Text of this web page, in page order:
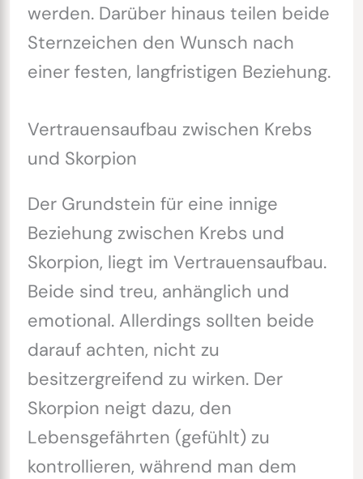
werden. Darüber hinaus teilen beide
Sternzeichen den Wunsch nach
einer festen, langfristigen Beziehung.
Vertrauensaufbau zwischen Krebs
und Skorpion
Der Grundstein für eine innige
Beziehung zwischen Krebs und
Skorpion, liegt im Vertrauensaufbau.
Beide sind treu, anhänglich und
emotional. Allerdings sollten beide
darauf achten, nicht zu
besitzergreifend zu wirken. Der
Skorpion neigt dazu, den
Lebensgefährten (gefühlt) zu
kontrollieren, während man dem